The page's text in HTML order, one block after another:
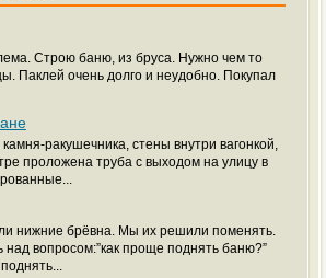
Строю баню, из бруса. Нужно чем то
Паклей очень долго и неудобно. Покупал
ракушечника, стены внутри вагонкой,
проложена труба с выходом на улицу в
нижние брёвна. Мы их решили поменять.
над вопросом:”как проще поднять баню?”